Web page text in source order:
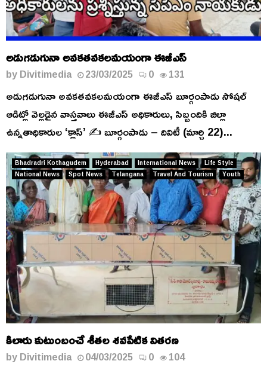
అడుగడుగునా అవకతవకలమయంగా ఈజీఎస్
byDivitimedia 23/03/2025 0 131
అడుగడుగునా అవకతవకలమయంగా ఈజీఎస్ బూర్గంపాడు సోషల్
ఆడిట్లో వెల్లడైన వాస్తవాలు ఈజీఎస్ అధికారులు, సిబ్బందికి జిల్లా
ఉన్నతాధికారుల ‘క్లాస్’ ✍️ బూర్గంపాడు – దివిటీ (మార్చి 22)...
Bhadradri Kothagudem Hyderabad International News
Life Style
National News
Spot News Telangana Travel And Tourism Youth
కిలారు కుటుంబంచే శీతల శవపేటిక వితరణ
byDivitimedia 04/03/2025 0 104